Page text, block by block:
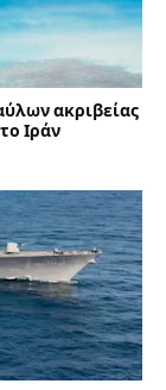
ακριβείας
Ιράν